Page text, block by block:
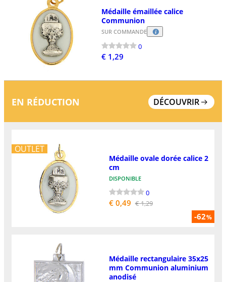
Médaille émaillée calice
Communion
SUR COMMANDE
0
€ 1,29
EN RÉDUCTION DÉCOUVRIR
OUTLET
-62%
Médaille ovale dorée calice 2
cm
DISPONIBLE
0
€ 0,49 € 1,29
Médaille rectangulaire 35x25
mm Communion aluminium
anodisé